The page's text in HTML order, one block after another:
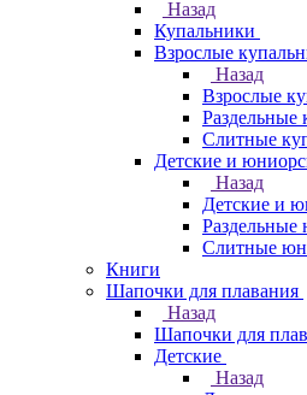
Назад
Купальники
Взрослые
Назад
Взрослые
Раздельные
Слитные
Детские и
Назад
Детские и
Раздельные
Слитные
Книги
Шапочки для плавания
Назад
Шапочки для
Детские
Назад